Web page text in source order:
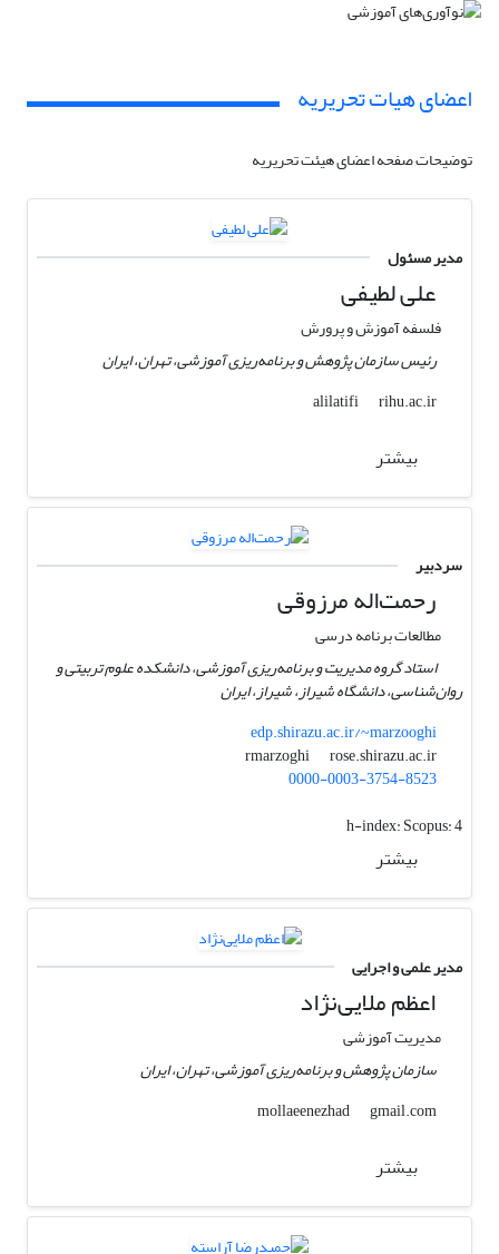
اعضای هیات تحریریه
توضیحات صفحه اعضای هیئت تحریریه
مدیر مسئول
علی لطیفی
فلسفه آموزش و پرورش
رئیس سازمان پژوهش و برنامه‌ریزی آموزشی، تهران، ایران
alilatifi
rihu.ac.ir
بیشتر
سردبیر
رحمت‌اله مرزوقی
مطالعات برنامه درسی
استاد گروه مدیریت و برنامه‌ریزی آموزشی، دانشکده علوم تربیتی و
روان‌شناسی، دانشگاه شیراز، شیراز، ایران
edp.shirazu.ac.ir/~marzooghi
rmarzoghi
rose.shirazu.ac.ir
0000-0003-3754-8523
h-index:Scopus: 4
بیشتر
مدیر علمی و اجرایی
اعظم ملایی‌نژاد
مدیریت آموزشی
سازمان پژوهش و برنامه‌ریزی آموزشی، تهران، ایران
mollaeenezhad
gmail.com
بیشتر